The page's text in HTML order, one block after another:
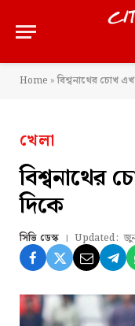
Home »বিশ্বনাথের চোখ
খেলা
বিশ্বনাথের
দিকে
সিভি ডেস্ক Updated: